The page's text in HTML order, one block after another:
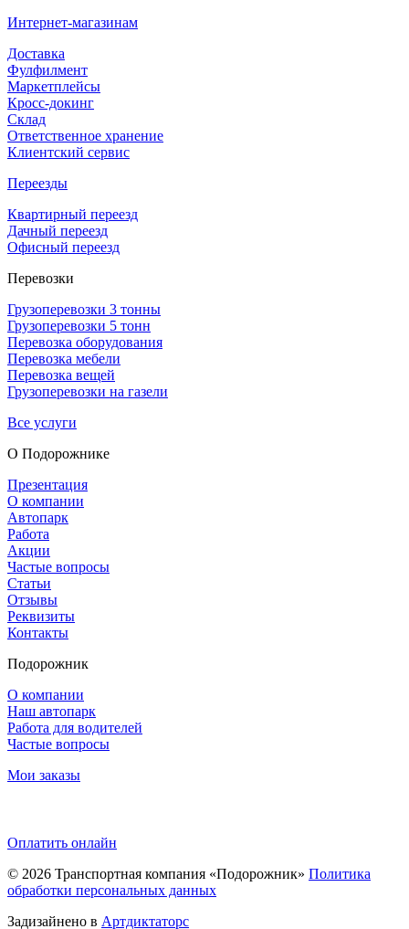
Интернет-магазинам
Доставка
Фулфилмент
Маркетплейсы
Кросс-докинг
Склад
Ответственное хранение
Клиентский сервис
Переезды
Квартирный переезд
Дачный переезд
Офисный переезд
Перевозки
Грузоперевозки 3 тонны
Грузоперевозки 5 тонн
Перевозка оборудования
Перевозка мебели
Перевозка вещей
Грузоперевозки на газели
Все услуги
О Подорож­нике
Презентация
О компании
Автопарк
Работа
Акции
Частые вопросы
Статьи
Отзывы
Реквизиты
Контакты
Подорожник
О компании
Наш автопарк
Работа для водителей
Частые вопросы
Мои заказы
Оплатить онлайн
© 2026 Транспортная компания «Подорожник» Политика
обработки персональных данных
Задизайнено в Артдиктаторс